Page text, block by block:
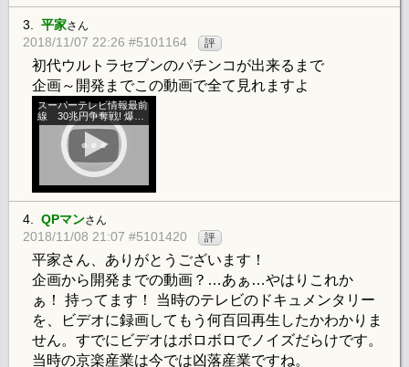
3. 平家さん
2018/11/07 22:26 #5101164 評
初代ウルトラセブンのパチンコが出来るまで
企画～開発までこの動画で全て見れますよ
スーパーテレビ情報最前
線 30兆円争奪戦! 爆裂
パチンコ・ウォーズ
4. QPマンさん
2018/11/08 21:07 #5101420 評
平家さん、ありがとうございます！
企画から開発までの動画？…あぁ…やはりこれか
ぁ！ 持ってます！ 当時のテレビのドキュメンタリー
を、ビデオに録画してもう何百回再生したかわかりま
せん。すでにビデオはボロボロでノイズだらけです。
当時の京楽産業は今では凶落産業ですね。